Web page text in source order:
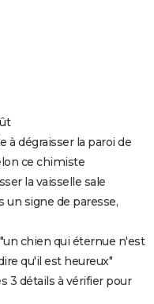
à dégraisser la paroi de
ce chimiste
la vaisselle sale
un signe de paresse,
chien qui éternue n'est
qu'il est heureux"
3 détails à vérifier pour